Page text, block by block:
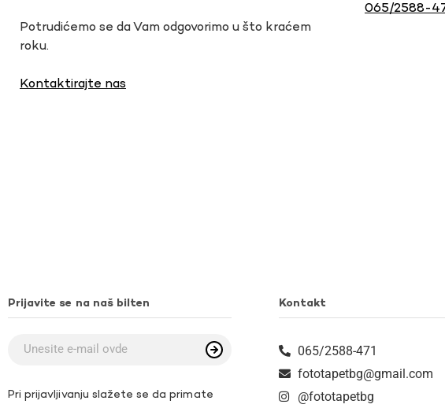
Potrudićemo se da Vam odgovorimo u što kraćem
roku.
Kontaktirajte nas
065/2588-
Prijavite se na naš bilten
Pri prijavljivanju slažete se da primate
Kontakt
065/2588-471
fototapetbg@gmail.com
@fototapetbg